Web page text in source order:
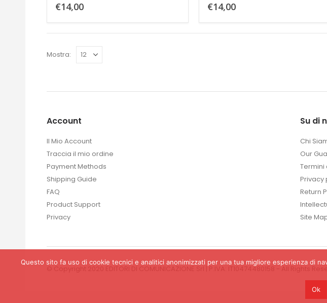
€14,00 €14,00
Mostra:
Account
Il Mio Account
Traccia il mio ordine
Payment Methods
Shipping Guide
FAQ
Product Support
Privacy
Su di
Chi
Our
Termini
Privacy
Return
Site
© Copyright 2020 EDITORI DI COMUNICAZIONE Srl | P.IVA: IT10474480158 - All Rights
Questo sito fa uso di cookie tecnici e analitici anonimizzati per una tua migliore esperienza di
Ok